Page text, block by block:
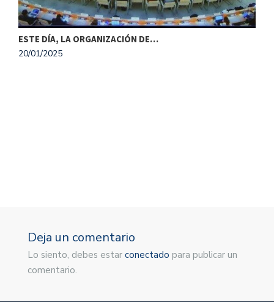
ESTE DÍA, LA ORGANIZACIÓN DE…
20/01/2025
Deja un comentario
Lo siento, debes estar conectado para publicar un
comentario.